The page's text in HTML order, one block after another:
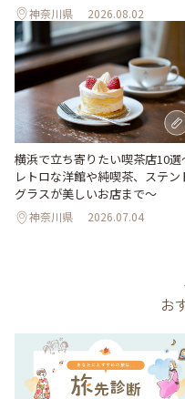
神奈川県 2026.08.02
横浜で立ち寄りたい喫茶店10選
レトロな洋館や純喫茶、ステン
グラスが美しいお店まで～
神奈川県 2026.07.04
お